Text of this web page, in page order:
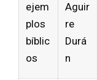
ejem
plos
bíblic
os
Aguir
re
Durá
n